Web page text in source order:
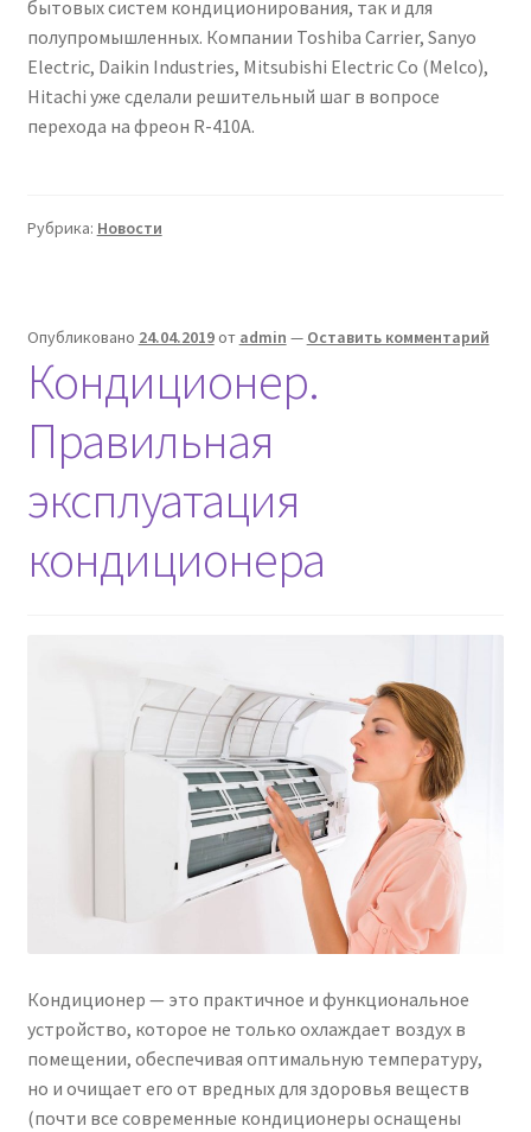
бытовых систем кондиционирования, так и для
полупромышленных. Компании Toshiba Carrier, Sanyo
Electric, Daikin Industries, Mitsubishi Electric Co (Melco),
Hitachi уже сделали решительный шаг в вопросе
перехода на фреон R-410А.
Рубрика: Новости
Опубликовано 24.04.2019от admin — Оставить комментарий
Кондиционер.
Правильная
эксплуатация
кондиционера
Кондиционер — это практичное и функциональное
устройство, которое не только охлаждает воздух в
помещении, обеспечивая оптимальную температуру,
но и очищает его от вредных для здоровья веществ
(почти все современные кондиционеры оснащены